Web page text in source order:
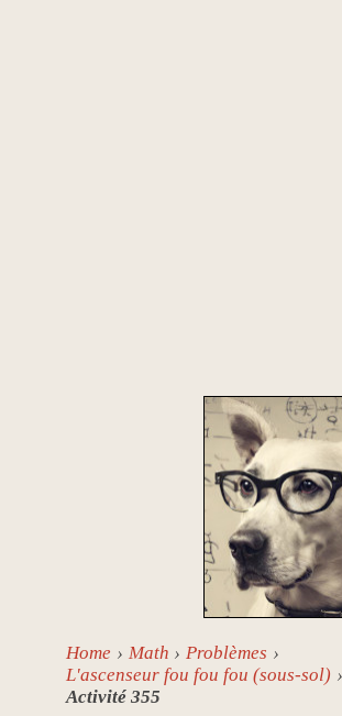
Home Math
Problèmes
L'ascenseur fou fou fou (sous-sol)
Activité 355